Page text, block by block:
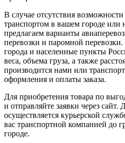
В случае отсутствия
транспортом в вашем городе или
предлагаем варианты
перевозки и паромной
города и населенные пункты
веса, объема груза, а также
производится нами или
оформления и оплаты заказа.
Для приобретения товара по
и отправляйте заявки через сайт.
осуществляется курьерской
вас транспортной компанией до
городе.